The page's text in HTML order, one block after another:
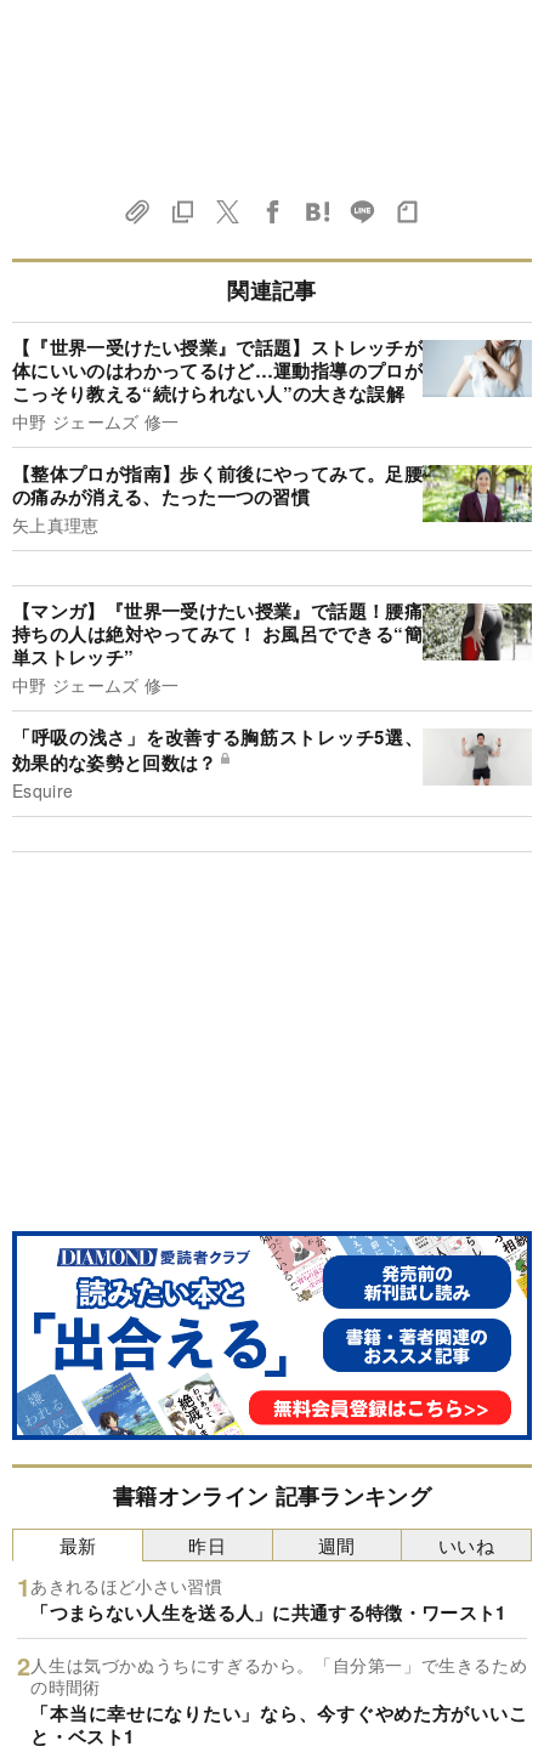
関連記事
【『世界一受けたい授業』で話題】ストレッチが
体にいいのはわかってるけど…運動指導のプロが
こっそり教える“続けられない人”の大きな誤解
中野 ジェームズ 修一
【整体プロが指南】歩く前後にやってみて。足腰
の痛みが消える、たった一つの習慣
矢上真理恵
【マンガ】『世界一受けたい授業』で話題！腰痛
持ちの人は絶対やってみて！ お風呂でできる“簡
単ストレッチ”
中野 ジェームズ 修一
「呼吸の浅さ」を改善する胸筋ストレッチ5選、
効果的な姿勢と回数は？
Esquire
書籍オンライン 記事ランキング
最新
あきれるほど小さい習慣
「つまらない人生を送る人」に共通する特徴・ワースト1
人生は気づかぬうちにすぎるから。「自分第一」で生きるため
の時間術
「本当に幸せになりたい」なら、今すぐやめた方がいいこ
と・ベスト1
昨日 週間 いいね